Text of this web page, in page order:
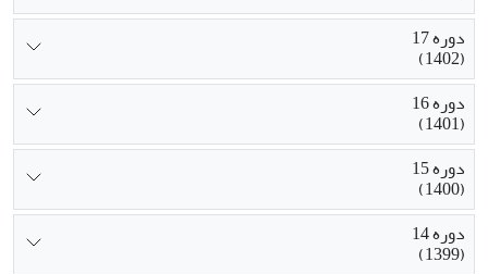
دوره 17
(1402)
دوره 16
(1401)
دوره 15
(1400)
دوره 14
(1399)